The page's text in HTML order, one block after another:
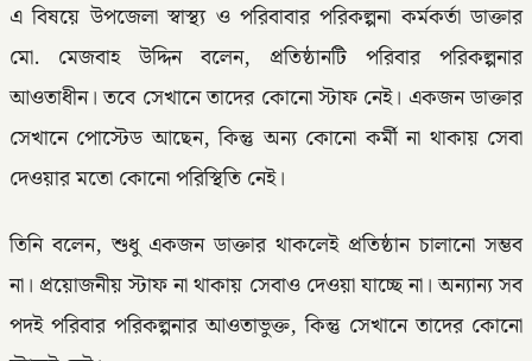
এ বিষয়ে উপজেলা স্বাস্থ্য ও পরিবাবার পরিকল্পনা কর্মকর্তা ডাক্তার
মো. মেজবাহ উদ্দিন বলেন, প্রতিষ্ঠানটি পরিবার পরিকল্পনার
আওতাধীন। তবে সেখানে তাদের কোনো স্টাফ নেই। একজন ডাক্তার
সেখানে পোস্টেড আছেন, কিন্তু অন্য কোনো কর্মী না থাকায় সেবা
দেওয়ার মতো কোনো পরিস্থিতি নেই।
তিনি বলেন, শুধু একজন ডাক্তার থাকলেই প্রতিষ্ঠান চালানো সম্ভব
না। প্রয়োজনীয় স্টাফ না থাকায় সেবাও দেওয়া যাচ্ছে না। অন্যান্য সব
পদই পরিবার পরিকল্পনার আওতাভুক্ত, কিন্তু সেখানে তাদের কোনো